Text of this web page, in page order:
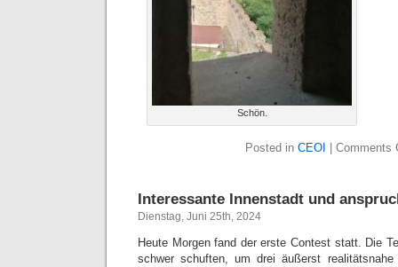
Schön.
Posted in CEOI Comments
Interessante Innenstadt und
Dienstag, Juni 25th, 2024
Heute Morgen fand der erste Contest statt. Die
schwer schuften, um drei äußerst